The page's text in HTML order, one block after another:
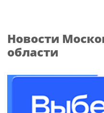
Новости
области